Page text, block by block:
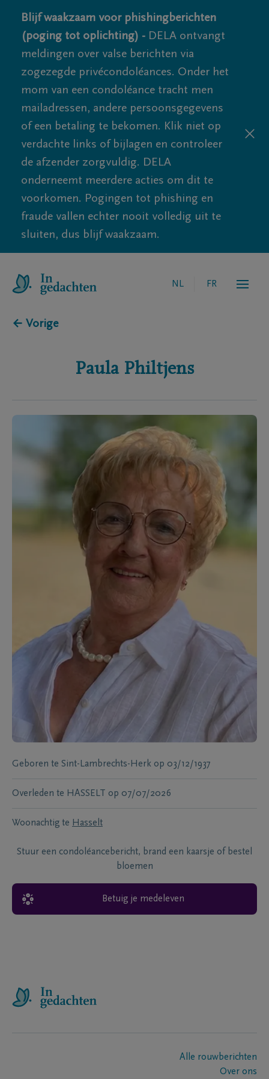
Blijf waakzaam voor phishingberichten
(poging tot oplichting) - DELA ontvangt
meldingen over valse berichten via
zogezegde privécondoléances. Onder het
mom van een condoléance tracht men
mailadressen, andere persoonsgegevens
of een betaling te bekomen. Klik niet op
verdachte links of bijlagen en controleer
de afzender zorgvuldig. DELA
onderneemt meerdere acties om dit te
voorkomen. Pogingen tot phishing en
fraude vallen echter nooit volledig uit te
sluiten, dus blijf waakzaam.
NL FR
← Vorige
Paula Philtjens
Geboren te Sint-Lambrechts-Herk op 03/12/1937
Overleden te HASSELT op 07/07/2026
Woonachtig te Hasselt
Stuur een condoléancebericht, brand een kaarsje of bestel
bloemen
Betuig je medeleven
Alle rouwberichten
Over ons